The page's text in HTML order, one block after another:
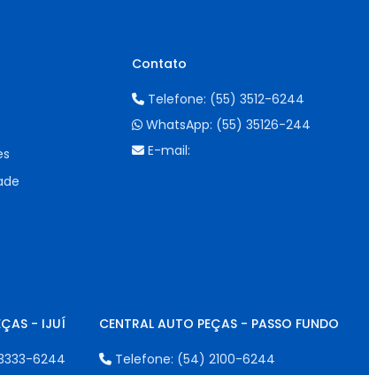
Contato
Telefone: (55) 3512-6244
WhatsApp: (55) 35126-244
E-mail:
- IJUÍ
6244
CENTRAL AUTO PEÇAS - PASSO FUNDO
Telefone: (54) 2100-6244